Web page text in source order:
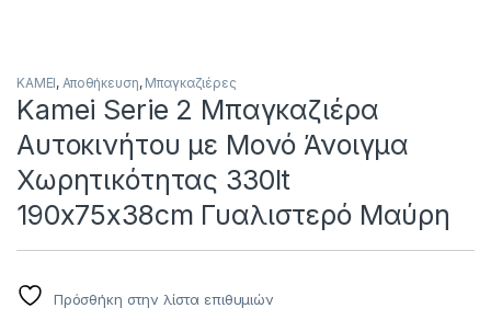
KAMEI,Αποθήκευση, Μπαγκαζιέρες
Kamei Serie 2 Μπαγκαζιέρα
Αυτοκινήτου με Μονό Άνοιγμα
Χωρητικότητας 330lt
190x75x38cm Γυαλιστερό Μαύρη
Πρόσθήκη στην λίστα επιθυμιών